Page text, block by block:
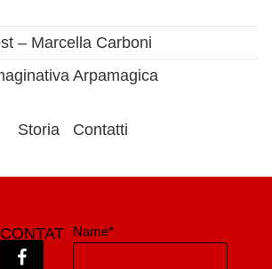
– Marcella Carboni
Arpamagica
Storia Contatti
CONTAT
Name*